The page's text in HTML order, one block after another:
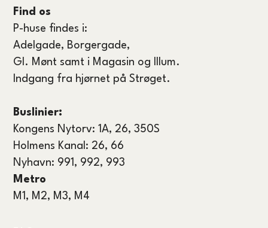
Find os
P-huse findes i:
Adelgade, Borgergade,
GI. Mønt samt i Magasin og Illum.
Indgang fra hjørnet på Strøget.
Buslinier:
Kongens Nytorv: 1A, 26, 350S
Holmens Kanal: 26, 66
Nyhavn: 991, 992, 993
Metro
M1, M2, M3, M4